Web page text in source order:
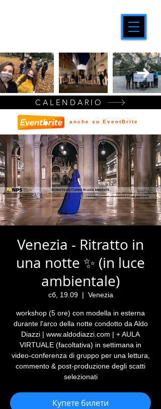
Venezia - Ritratto in
una notte ✨ (in luce
ambientale)
сб, 19.09
  |
Venezia
workshop (5 ore) con modella in esterna
durante l'arco della notte condotto da Aldo
Diazzi | www.aldodiazzi.com | + AULA
VIRTUALE (facoltativa) in settimana in
video-conferenza di gruppo per una lettura,
commento & post-produzione degli scatti
selezionati
Купете билети
CALENDARIO
anche su EventBrite